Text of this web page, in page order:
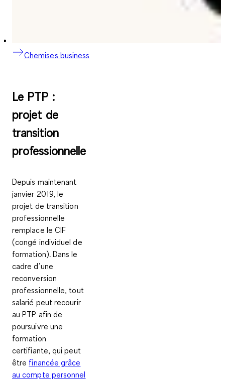
Chemises business
Le PTP :
projet de
transition
professionnelle
Depuis maintenant
janvier 2019, le
projet de transition
professionnelle
remplace le CIF
(congé individuel de
formation). Dans le
cadre d’une
reconversion
professionnelle, tout
salarié peut recourir
au PTP afin de
poursuivre une
formation
certifiante, qui peut
être financée grâce
au compte personnel